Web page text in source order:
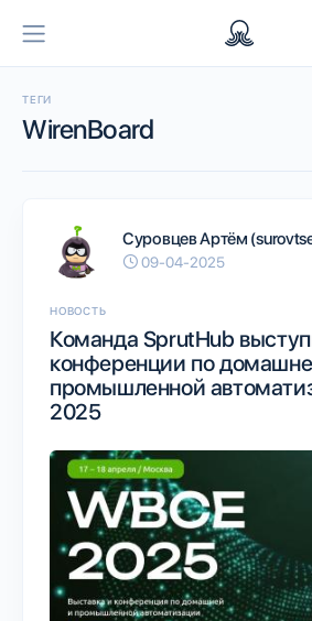
ТЕГИ
WirenBoard
Суровцев Артём
09-04-2025
НОВОСТЬ
Команда SprutHub
конференции по
промышленной
2025